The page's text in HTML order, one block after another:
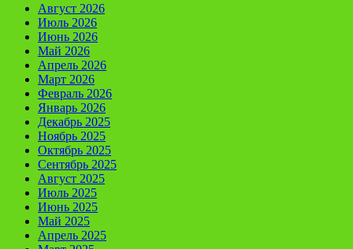
Август 2026
Июль 2026
Июнь 2026
Май 2026
Апрель 2026
Март 2026
Февраль 2026
Январь 2026
Декабрь 2025
Ноябрь 2025
Октябрь 2025
Сентябрь 2025
Август 2025
Июль 2025
Июнь 2025
Май 2025
Апрель 2025